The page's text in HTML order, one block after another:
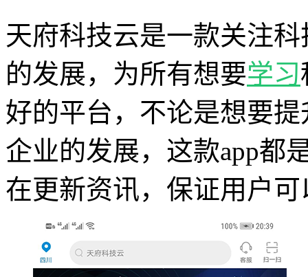
天府科技云是一款关注
的发展，为所有想要学习
好的平台，不论是想要
企业的发展，这款app都
在更新资讯，保证用户